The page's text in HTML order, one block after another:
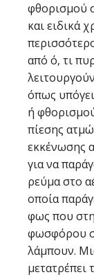
φθορισμού
και ειδικά
από ό, τι
όπως
ή
πίεσης
εκκένωσης
για να
ρεύμα στο
οποία
φως που
φωσφόρου
λάμπουν.
μετατρέπει